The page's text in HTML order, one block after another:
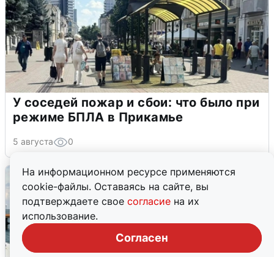
На информационном ресурсе применяются
cookie-файлы. Оставаясь на сайте, вы
подтверждаете свое согласие на их
использование.
Согласен
У соседей пожар и сбои: что было при
режиме БПЛА в Прикамье
5 августа 0